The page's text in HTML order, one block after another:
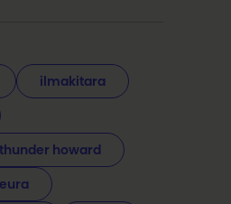
ilmakitara
howard